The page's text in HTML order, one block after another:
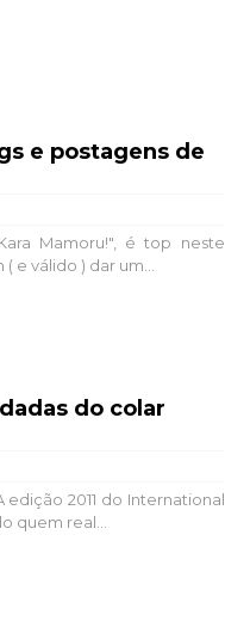
e postagens de
Mamoru!", é top neste
válido ) dar um...
do colar
2011 do International
quem real...